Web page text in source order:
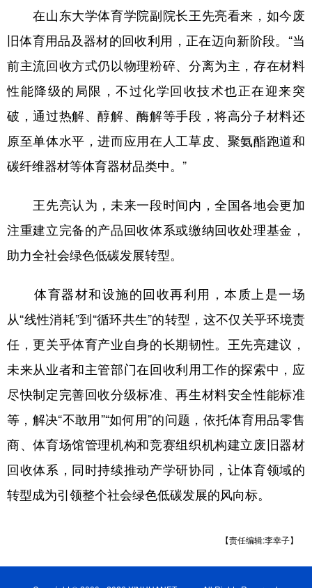
在山东大学体育学院副院长王先亮看来，如今废
旧体育用品及器材的回收利用，正在迈向新阶段。“当
前主流回收方式仍以物理粉碎、分离为主，存在材料
性能降级的局限，不过化学回收技术也正在迎来突
破，通过热解、醇解、酶解等手段，将高分子材料还
原至单体水平，进而应用在人工草皮、聚氨酯跑道和
碳纤维器材等体育器材品类中。”
王先亮认为，未来一段时间内，全国各地会更加
注重建立完备的产品回收体系或缴纳回收处理基金，
助力全社会绿色低碳发展转型。
体育器材和设施的回收再利用，本质上是一场
从“线性消耗”到“循环共生”的转型，这不仅关乎环境责
任，更关乎体育产业自身的长期韧性。王先亮建议，
未来从业者和主管部门在回收利用工作的探索中，应
尽快制定完善回收分级标准、再生材料安全性能标准
等，解决“不敢用”“如何用”的问题，依托体育用品零售
商、体育场馆管理机构和竞赛组织机构建立废旧器材
回收体系，同时持续推动产学研协同，让体育领域的
转型成为引领整个社会绿色低碳发展的风向标。
【责任编辑:李幸子】